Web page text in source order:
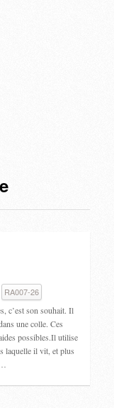
RA007-26
c’est son souhait. Il
une colle. Ces
possibles.Il utilise
laquelle il vit, et plus